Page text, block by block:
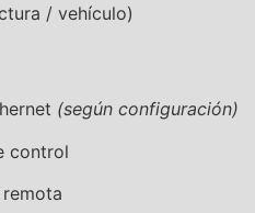
/ vehículo)
(según configuración)
control